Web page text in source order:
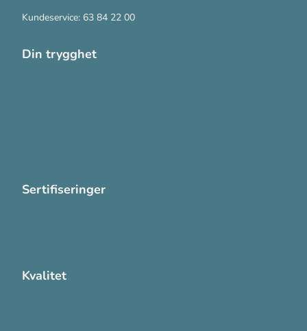
Kundeservice: 63 84 22 00
Din trygghet
Sertifiseringer
Kvalitet